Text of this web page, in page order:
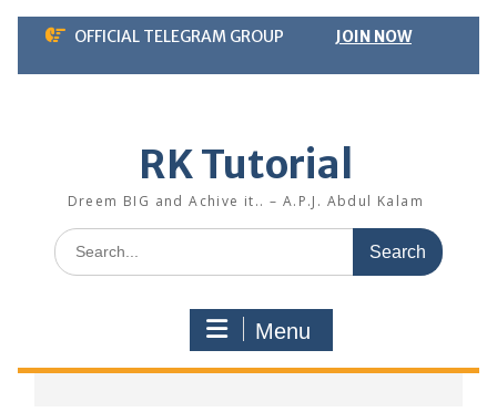
Skip
content
OFFICIAL TELEGRAM GROUP JOIN NOW
RK Tutorial
Dreem BIG and Achive it.. – A.P.J. Abdul Kalam
Search
for:
Menu